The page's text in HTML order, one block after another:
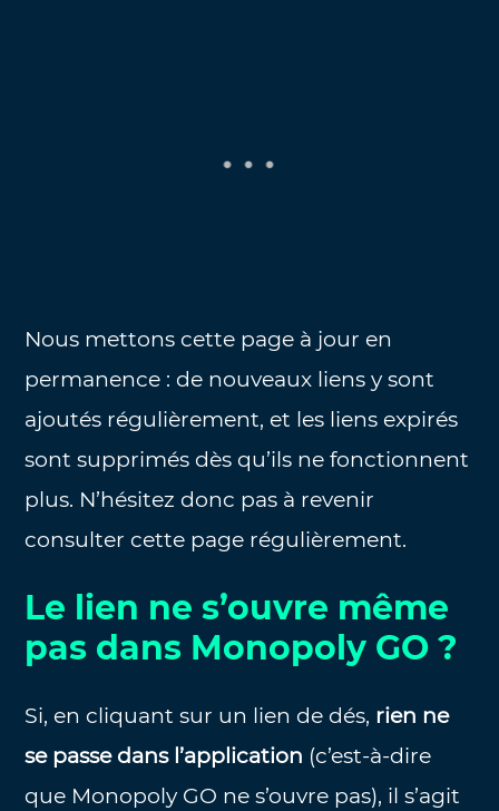
Nous mettons cette page à jour en
permanence : de nouveaux liens y sont
ajoutés régulièrement, et les liens expirés
sont supprimés dès qu’ils ne fonctionnent
plus. N’hésitez donc pas à revenir
consulter cette page régulièrement.
Le lien ne s’ouvre même
pas dans Monopoly GO ?
Si, en cliquant sur un lien de dés, rien ne
se passe dans l’application (c’est-à-dire
que Monopoly GO ne s’ouvre pas), il s’agit